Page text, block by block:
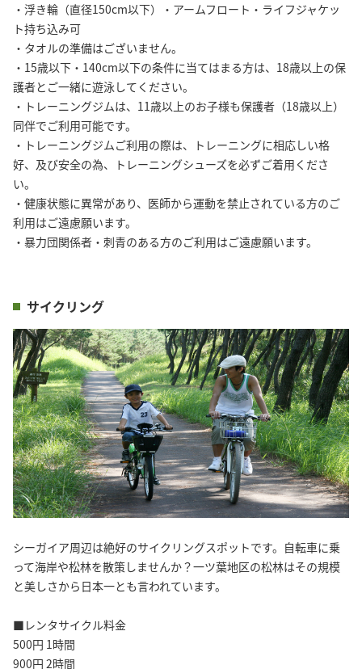
・浮き輪（直径150cm以下）・アームフロート・ライフジャケッ
ト持ち込み可
・タオルの準備はございません。
・15歳以下・140cm以下の条件に当てはまる方は、18歳以上の保
護者とご一緒に遊泳してください。
・トレーニングジムは、11歳以上のお子様も保護者（18歳以上）
同伴でご利用可能です。
・トレーニングジムご利用の際は、トレーニングに相応しい格
好、及び安全の為、トレーニングシューズを必ずご着用くださ
い。
・健康状態に異常があり、医師から運動を禁止されている方のご
利用はご遠慮願います。
・暴力団関係者・刺青のある方のご利用はご遠慮願います。
サイクリング
シーガイア周辺は絶好のサイクリングスポットです。自転車に乗
って海岸や松林を散策しませんか？一ツ葉地区の松林はその規模
と美しさから日本一とも言われています。
■レンタサイクル料金
500円 1時間
900円 2時間